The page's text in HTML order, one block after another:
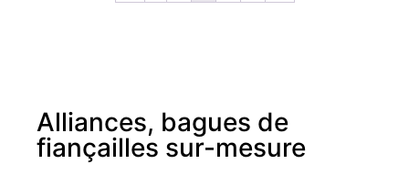
Alliances, bagues de
fiançailles sur-mesure